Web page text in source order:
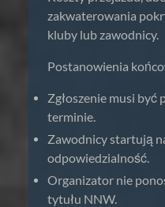
zakwaterowania
kluby lub zawodnicy.
Postanowienia
Zgłoszenie musi być
terminie.
Zawodnicy startują
odpowiedzialność.
Organizator nie
tytułu NNW.